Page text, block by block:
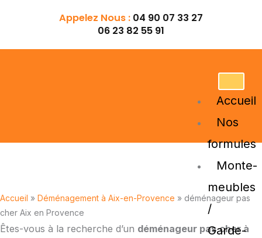
Appelez Nous : 04 90 07 33 27
06 23 82 55 91
Accueil
Nos
formules
Monte-
meubles
/
Garde-
Accueil » Déménagement à Aix-en-Provence » déménageur pas
cher Aix en Provence
Êtes-vous à la recherche d’un déménageur pas cher à